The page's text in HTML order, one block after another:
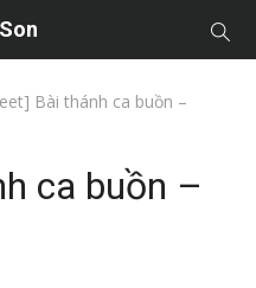
Bài thánh ca buồn –
ca buồn –